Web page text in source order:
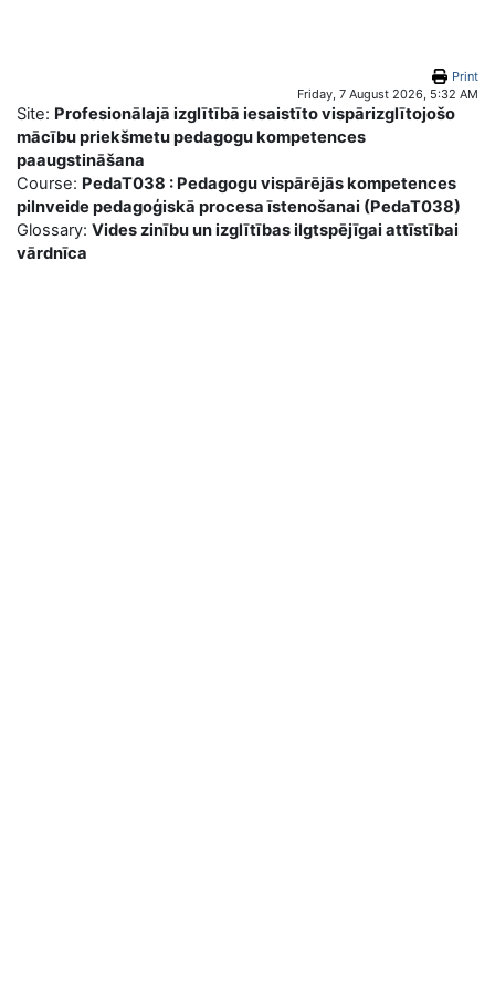
Print
Friday, 7 August 2026, 5:32 AM
Site: Profesionālajā izglītībā iesaistīto vispārizglītojošo
mācību priekšmetu pedagogu kompetences
paaugstināšana
Course: PedaT038 : Pedagogu vispārējās kompetences
pilnveide pedagoģiskā procesa īstenošanai (PedaT038)
Glossary: Vides zinību un izglītības ilgtspējīgai attīstībai
vārdnīca